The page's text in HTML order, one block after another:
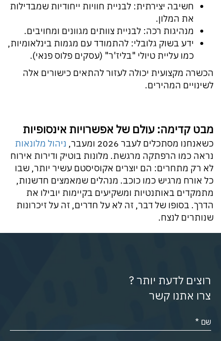
חשיבה יצירתית: לבניית חוויות ייחודיות שמבדילות
את המלון.
מנהיגות רכה: לבניית צוותים מגוונים ומחויבים.
ידע בשוק גלובלי: להתמודד עם מגמות בינלאומיות,
כמו עליית טיולי "בליז'ר" (עסקים פלוס פנאי).
הכשרה מקצועית יכולה לעזור להתאים כישורים אלה
לשינויים המהירים.
מבט קדימה: עולם של אפשרויות אינסופיות
כשאנחנו מסתכלים לעבר 2026 ומעבר,
ניהול מלונאות
נראה כמו הרפתקה מרגשת. מלונות בוטיק ודירות אירוח
לא רק מתחרים: הם יוצרים אקוסיסטם עשיר יותר, שבו
כל אורח מרגיש כמו כוכב. מנהלים שמאמצים חדשנות,
מתמקדים באותנטיות ומשקיעים בקיימות יובילו את
הדרך. בסופו של דבר, זה לא על חדרים, זה על זיכרונות
שנותרים לנצח.
רוצים לדעת יותר ?
צרו אתנו קשר